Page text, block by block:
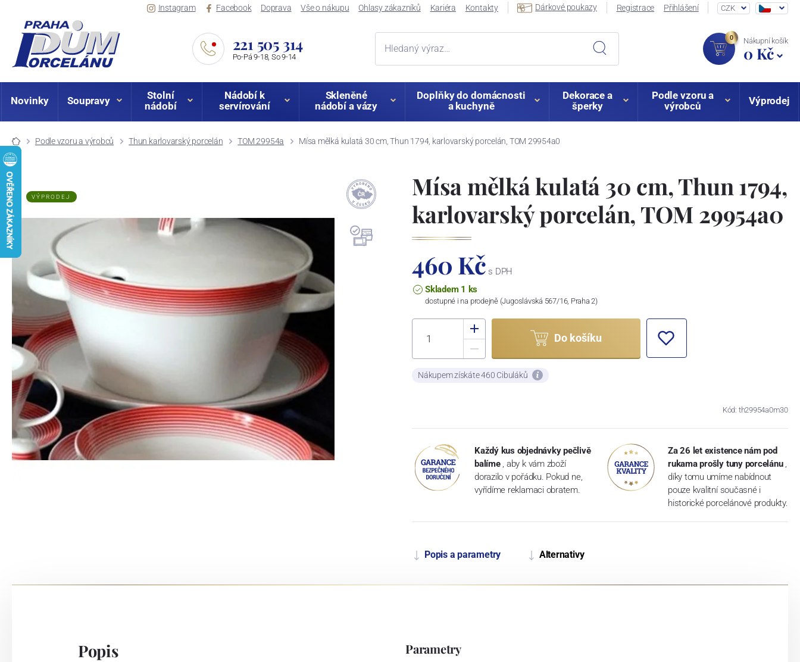
Instagram Facebook Doprava Vše o nákupu Ohlasy zákazníků Kariéra Kontakty Dárkové poukazy Registrace Přihlášení CZK
221 505 314
Po-Pá 9-18, So 9-14
0 Nákupní košík
0 Kč
Novinky Soupravy
Stolní
nádobí
Nádobí k
servírování
Skleněné
nádobí a vázy
Doplňky do domácnosti
a kuchyně
Dekorace a
šperky
Podle vzoru a
výrobců
Výprodej
Podle vzoru a výrobců Thun karlovarský porcelán TOM 29954a Mísa mělká kulatá 30 cm, Thun 1794, karlovarský porcelán, TOM 29954a0
Mísa mělká kulatá 30 cm, Thun 1794,
karlovarský porcelán, TOM 29954a0
VÝPRODEJ
460 Kč s DPH
Skladem 1 ks
dostupné i na prodejně (Jugoslávská 567/16, Praha 2)
Do košíku
Nákupem získáte 460 Cibuláků
Kód: th29954a0m30
Každý kus objednávky pečlivě
balíme , aby k vám zboží
dorazilo v pořádku. Pokud ne,
vyřídíme reklamaci obratem.
Za 26 let existence nám pod
rukama prošly tuny porcelánu ,
díky tomu umíme nabídnout
pouze kvalitní současné i
historické porcelánové produkty.
Popis a parametry Alternativy
Popis Parametry